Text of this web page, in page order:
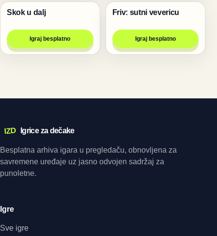
Igre
Skok u dalj
Igraj besplatno
Životinje
Friv: sutni vevericu
Igraj besplatno
IZD Igrice za dečake
Besplatna arhiva igara u pregledaču, obnovljena za
savremene uređaje uz jasno odvojen sadržaj za
punoletne.
Igre
Sve igre